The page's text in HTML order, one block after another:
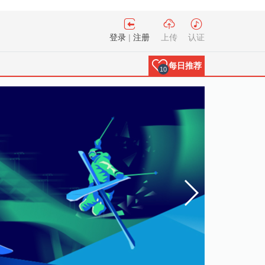
登录 |注册 上传 认证
10 每日推荐